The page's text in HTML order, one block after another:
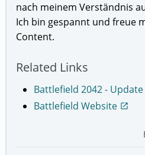
nach meinem Verständnis
Ich bin gespannt und freue
Content.
Related Links
Battlefield 2042 -
Battlefield Website open_in_new